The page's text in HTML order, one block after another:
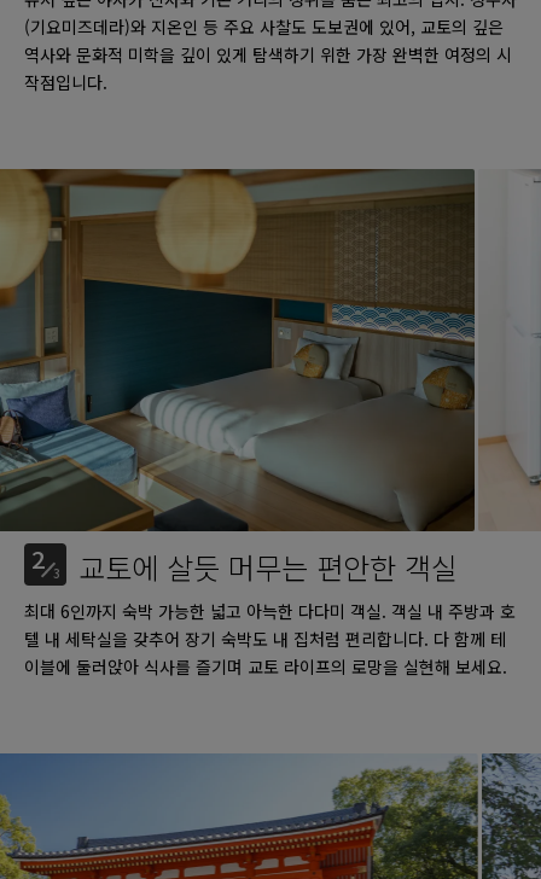
(기요미즈데라)와 지온인 등 주요 사찰도 도보권에 있어, 교토의 깊은
역사와 문화적 미학을 깊이 있게 탐색하기 위한 가장 완벽한 여정의 시
작점입니다.
2 3 교토에 살듯 머무는 편안한 객실
최대 6인까지 숙박 가능한 넓고 아늑한 다다미 객실. 객실 내 주방과 호
텔 내 세탁실을 갖추어 장기 숙박도 내 집처럼 편리합니다. 다 함께 테
이블에 둘러앉아 식사를 즐기며 교토 라이프의 로망을 실현해 보세요.